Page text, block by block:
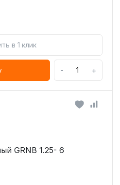
в 1 клик
- +
GRNB 1.25- 6